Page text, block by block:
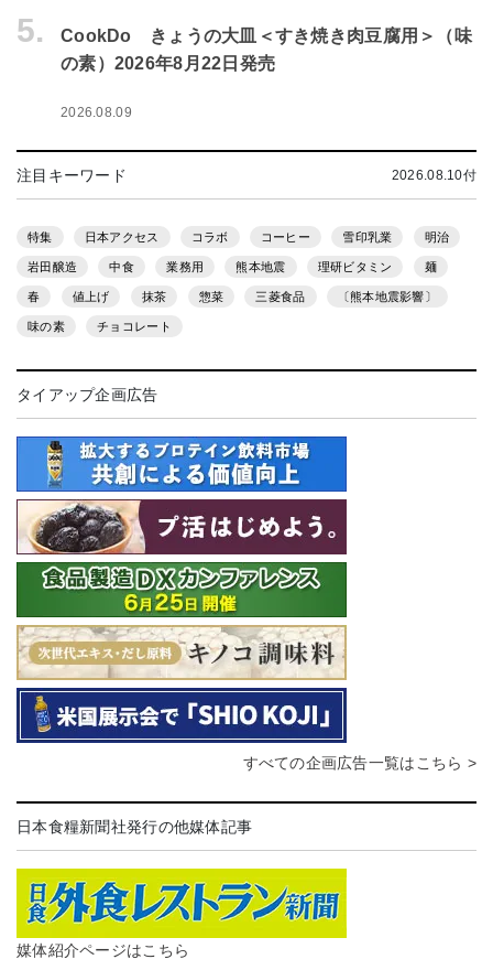
5.
CookDo きょうの大皿＜すき焼き肉豆腐用＞（味
の素）2026年8月22日発売
2026.08.09
注目キーワード 2026.08.10付
特集 日本アクセス コラボ コーヒー 雪印乳業 明治
岩田醸造 中食 業務用 熊本地震 理研ビタミン 麺
春 値上げ 抹茶 惣菜 三菱食品 〔熊本地震影響〕
味の素 チョコレート
タイアップ企画広告
すべての企画広告一覧はこちら >
日本食糧新聞社発行の他媒体記事
媒体紹介ページはこちら